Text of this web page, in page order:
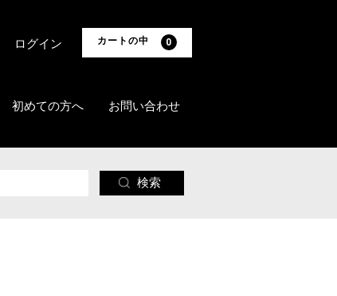
初めての方へ お問い合わせ
カートの中 0
ログイン
検索